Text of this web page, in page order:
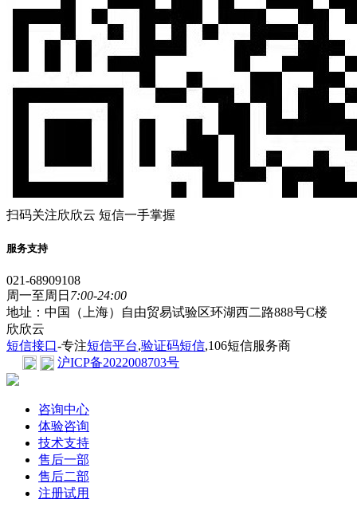
扫码关注欣欣云 短信一手掌握
服务支持
021-68909108
周一至周日 7:00-24:00
地址：中国（上海）自由贸易试验区环湖西二路888号C楼
欣欣云
短信接口-专注短信平台,验证码短信,106短信服务商
沪ICP备2022008703号
咨询中心
体验咨询
技术支持
售后一部
售后二部
注册试用